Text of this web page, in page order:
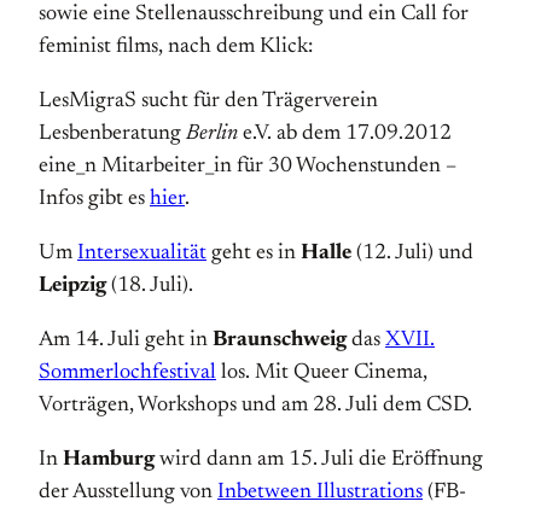
sowie eine Stellenausschreibung und ein Call for
feminist films, nach dem Klick:
LesMigraS sucht für den Trägerverein
LesbenberatungBerlin e.V. ab dem 17.09.2012
eine_n Mitarbeiter_in für 30 Wochenstunden –
Infos gibt es hier.
Um Intersexualität geht es in Halle (12. Juli) und
Leipzig(18. Juli).
Am 14. Juli geht in Braunschweigdas XVII.
Sommerlochfestival los. Mit Queer Cinema,
Vorträgen, Workshops und am 28. Juli dem CSD.
In Hamburgwird dann am 15. Juli die Eröffnung
der Ausstellung von Inbetween Illustrations (FB-